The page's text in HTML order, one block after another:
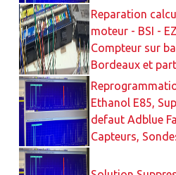
Reparation
moteur - BSI -
Compteur sur
Bordeaux et
Ethanol E85,
defaut Adblue
Capteurs,